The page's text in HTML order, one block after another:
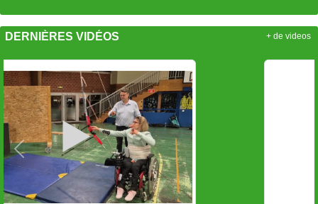
DERNIÈRES VIDÉOS
Précedent
+ de videos